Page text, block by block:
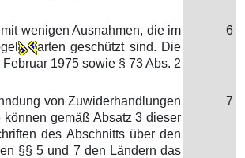
wenigen Ausnahmen, die im
arten geschützt sind. Die
1975 sowie § 73 Abs. 2
6
von Zuwiderhandlungen
gemäß Absatz 3 dieser
des Abschnitts über den
§§ 5 und 7 den Ländern das
7